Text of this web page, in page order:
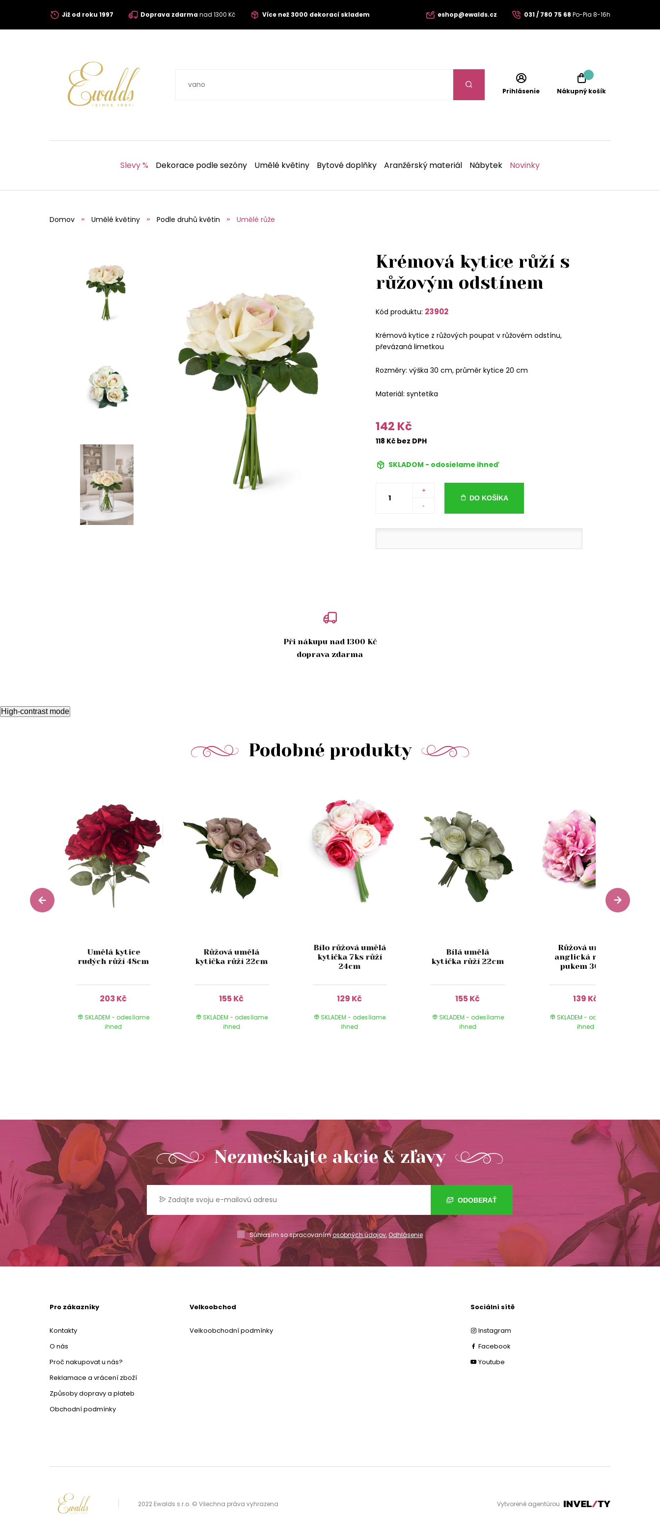
Již od roku 1997 Doprava zdarmanad 1300 Kč Více než 3000 dekorací skladem eshop@ewalds.cz 031 / 780 75 68 Po-Pia 8-16h
Prihlásenie Nákupný košík
Slevy % Dekorace podle sezóny Umělé květiny Bytové doplňky Aranžérský materiál Nábytek Novinky
Domov Umělé květiny Podle druhů květin Umělé růže
Krémová kytice růží s
růžovým odstínem
Kód produktu: 23902
Krémová kytice z růžových poupat v růžovém odstínu,
převázaná limetkou
Rozměry: výška 30 cm, průměr kytice 20 cm
Materiál: syntetika
142 Kč
118 Kč bez DPH
SKLADOM - odosielame ihneď
+
-
DO KOŠÍKA
Při nákupu nad 1300 Kč
doprava zdarma
High-contrast mode
Podobné produkty
Umělá kytice
rudých růží 48cm
203 Kč
SKLADEM - odesílame
ihned
Růžová umělá
kytička růží 22cm
155 Kč
SKLADEM - odesílame
ihned
Bílo růžová umělá
kytička 7ks růží
24cm
129 Kč
SKLADEM - odesílame
ihned
Bílá umělá
kytička růží 22cm
155 Kč
SKLADEM - odesílame
ihned
Růžová umělá
anglická růže s
pukem 36cm
139 Kč
SKLADEM - odesílame
ihned
Nezmeškajte akcie & zľavy
ODOBERAŤ
Súhlasím so spracovanímosobných údajov,Odhlásenie
Pro zákazníky
Kontakty
O nás
Proč nakupovat u nás?
Reklamace a vrácení zboží
Způsoby dopravy a plateb
Obchodní podmínky
Velkoobchod
Velkoobchodní podmínky
Sociální sítě
Instagram
Facebook
Youtube
2022 Ewalds s.r.o. © Všechna práva vyhrazena Vytvorené agentúrou